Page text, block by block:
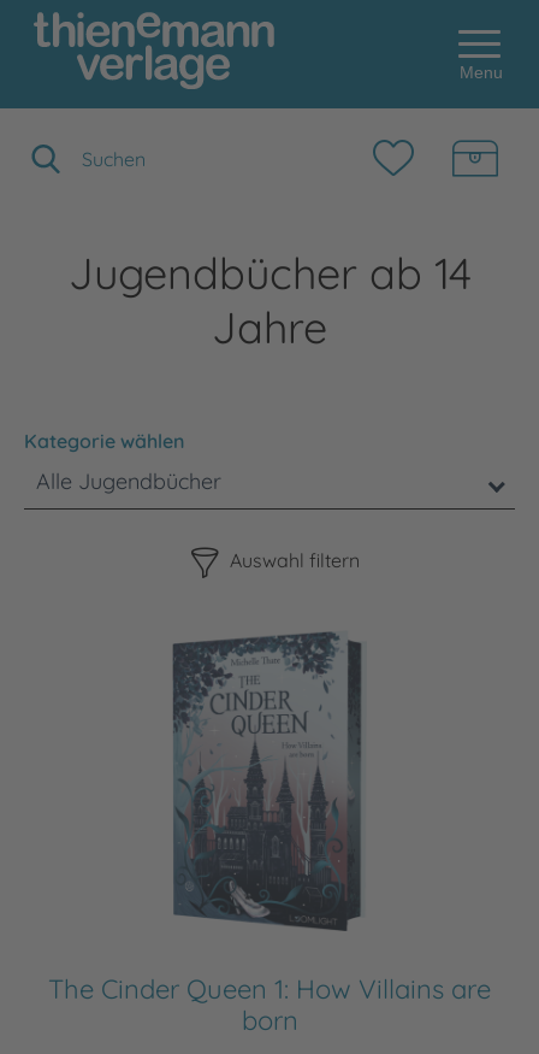
Menu
Jugendbücher ab 14
Jahre
Kategorie wählen
Alle Jugendbücher
Auswahl filtern
The Cinder Queen 1: How Villains are
born